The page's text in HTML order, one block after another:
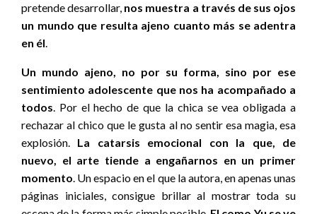
pretende desarrollar, nos muestra a través de sus ojos
un mundo que resulta ajeno cuanto más se adentra
en él.
Un mundo ajeno, no por su forma, sino por ese
sentimiento adolescente que nos ha acompañado a
todos. Por el hecho de que la chica se vea obligada a
rechazar al chico que le gusta al no sentir esa magia, esa
explosión. La catarsis emocional con la que, de
nuevo, el arte tiende a engañarnos en un primer
momento. Un espacio en el que la autora, en apenas unas
páginas iniciales, consigue brillar al mostrar toda su